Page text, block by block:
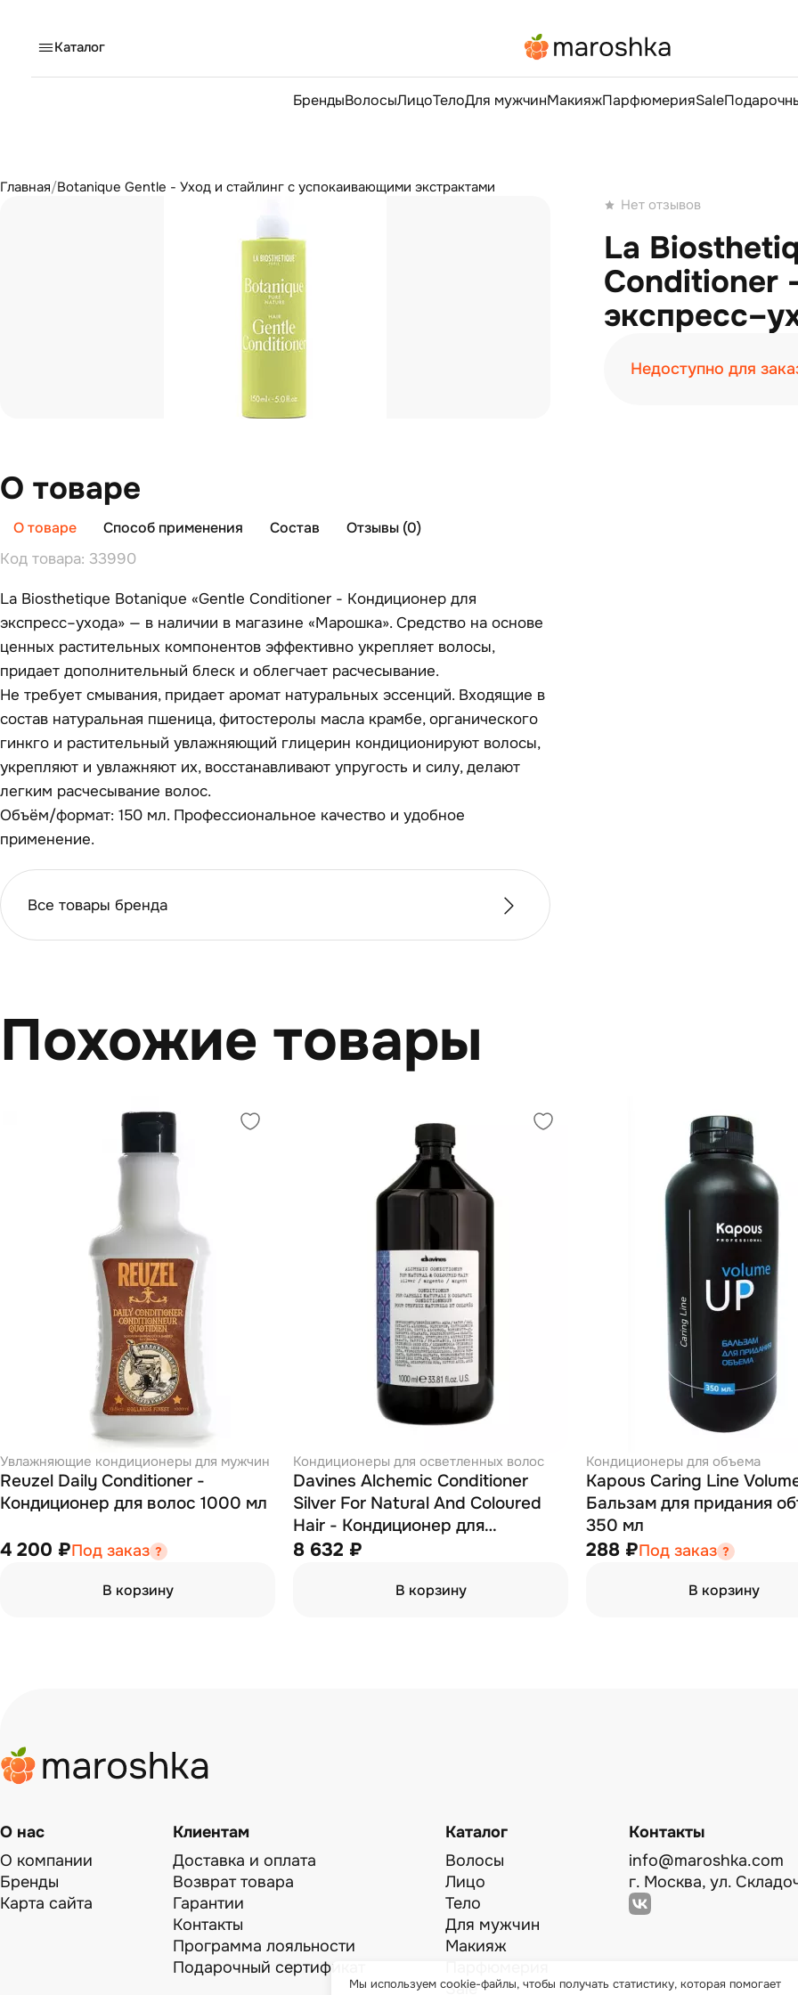
Каталог
БрендыВолосыЛицоТелоДля мужчинМакияжПарфюмерияSale
Главная/Botanique Gentle - Уход и стайлинг с успокаивающими экстрактами
Нет отзывов
La
Conditioner
Недоступно для
О товаре
О товаре Способ применения Состав
Отзывы (0)
Код товара: 33990
La Biosthetique Botanique «Gentle Conditioner - Кондиционер для
экспресс–ухода» — в наличии в магазине «Марошка». Средство на основе
ценных растительных компонентов эффективно укрепляет волосы,
придает дополнительный блеск и облегчает расчесывание.
Не требует смывания, придает аромат натуральных эссенций. Входящие в
состав натуральная пшеница, фитостеролы масла крамбе, органического
гинкго и растительный увлажняющий глицерин кондиционируют волосы,
укрепляют и увлажняют их, восстанавливают упругость и силу, делают
легким расчесывание волос.
Объём/формат: 150 мл. Профессиональное качество и удобное
применение.
Все товары бренда
Похожие товары
Увлажняющие кондиционеры для мужчин
Reuzel Daily Conditioner -
Кондиционер для волос 1000 мл
4 200 ₽Под заказ
В корзину
Кондиционеры для осветленных волос
Davines Alchemic Conditioner
Silver For Natural And Coloured
Hair - Кондиционер для
натуральных и окрашенных
8 632 ₽
В корзину
Кондиционеры для объема
Kapous Caring Line
Бальзам для придания
350 мл
288 ₽Под заказ
В корзину
О нас
О компании
Бренды
Карта сайта
Клиентам
Доставка и оплата
Возврат товара
Гарантии
Контакты
Программа лояльности
Подарочный сертификат
Каталог
Волосы
Лицо
Тело
Для мужчин
Макияж
Sale
Контакты
info@maroshka.com
г. Москва, ул.
Мы используем cookie-файлы, чтобы получать статистику, которая помогает